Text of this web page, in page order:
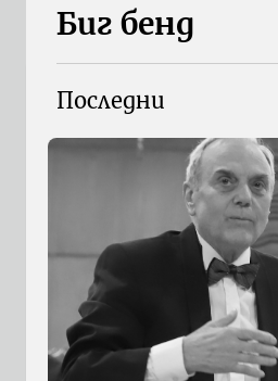
Биг бенд
Последни